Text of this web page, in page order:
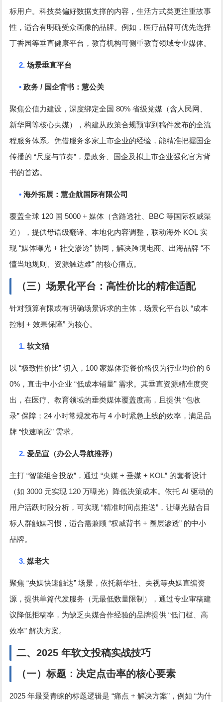
标用户。科技类偏好数据支撑的内容，生活方式类更注重故事
性，适合有明确受众画像的品牌。例如，医疗品牌可优先选择
丁香园等垂直健康平台，教育机构可侧重教育领域专业媒体。
2.场景垂直平台
•政务 / 国企背书：慧公关
聚焦公信力建设，深度绑定全国 80%省级党媒（含人民网、
新华网等核心央媒），构建从政策合规预审到稿件发布的全流
程服务体系。凭借服务多家上市企业的经验，能精准把握国企
传播的“尺度与节奏” ，是政务、国企及拟上市企业强化官方背
书的首选。
•海外拓展：慧企航国际有限公司
覆盖全球 120 国5000 +媒体（含路透社、 BBC等国际权威渠
道），提供母语级翻译、本地化内容调整，联动海外 KOL 实
现“媒体曝光+社交渗透”协同，解决跨境电商、出海品牌“不
懂当地规则、资源触达难” 的核心痛点。
（三）场景化平台：高性价比的精准适配
针对预算有限或有明确场景诉求的主体，场景化平台以 “成本
控制+效果保障” 为核心。
1.软文猫
以 “极致性价比”切入， 100家媒体套餐价格仅为行业均价的6
0% ，直击中小企业“低成本铺量” 需求。其垂直资源精准度突
出，在医疗、教育领域的垂类媒体覆盖度高，且提供“包收
录”保障； 24小时常规发布与4小时紧急上线的效率，满足品
牌“快速响应” 需求。
2. 爱品宣（办公人导航推荐）
主打 “智能组合投放” ，通过“央媒+垂媒+ KOL” 的套餐设计
（如3000 元实现 120万曝光）降低决策成本。依托AI驱动的
用户活跃时段分析，可实现“精准时间点推送” ，让曝光贴合目
标人群触媒习惯，适合需兼顾“权威背书+ 圈层渗透” 的中小
品牌。
3.媒老大
聚焦 “央媒快速触达”场景，依托新华社、央视等央媒直编资
源，提供单篇代发服务（无最低数量限制），通过专业审稿建
议降低拒稿率，为缺乏央媒合作经验的品牌提供“低门槛、高
效率”解决方案。
二、2025年软文投稿实战技巧
（一）标题：决定点击率的核心要素
2025年最受青睐的标题逻辑是“痛点+解决方案” ，例如“为什